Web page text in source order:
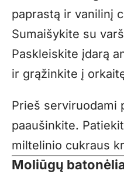
paprastą ir vanilinį
Sumaišykite su
Paskleiskite įdarą
ir grąžinkite į
Prieš serviruodami
paaušinkite.
miltelinio cukraus
Moliūgų